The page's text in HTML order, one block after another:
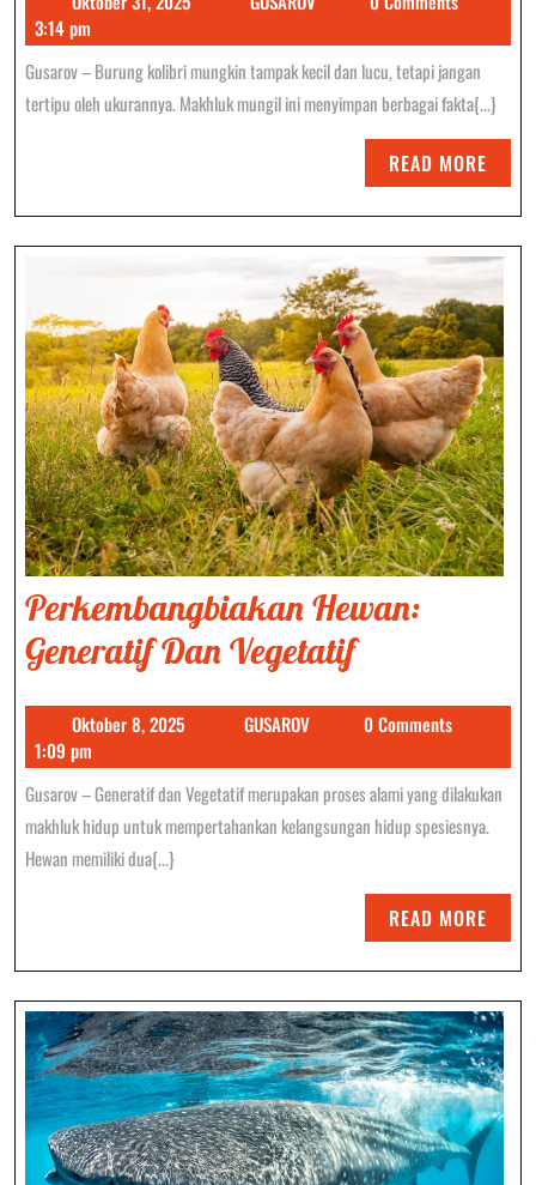
Mengejutkan
Tentang
Burung
2025
3:14 pm
Gusarov – Burung kolibri mungkin tampak kecil dan lucu, tetapi jangan
tertipu oleh ukurannya. Makhluk mungil ini menyimpan berbagai fakta{...}
READ MORE
MORE
Perkembangbiakan Hewan:
Generatif Dan Vegetatif
Generatif
Dan
Vegetatif
Oktober 8, 2025Oktober
2025
GUSAROVGUSAROV0 Comments
1:09 pm
Gusarov – Generatif dan Vegetatif merupakan proses alami yang dilakukan
makhluk hidup untuk mempertahankan kelangsungan hidup spesiesnya.
Hewan memiliki dua{...}
READ MORE
MORE